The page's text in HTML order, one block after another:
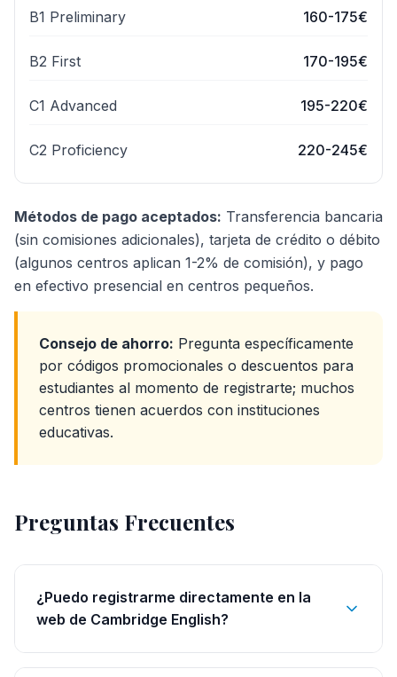
B1 Preliminary 160-175€
B2 First 170-195€
C1 Advanced 195-220€
C2 Proficiency 220-245€
Métodos de pago aceptados: Transferencia bancaria
(sin comisiones adicionales), tarjeta de crédito o débito
(algunos centros aplican 1-2% de comisión), y pago
en efectivo presencial en centros pequeños.
Consejo de ahorro: Pregunta específicamente
por códigos promocionales o descuentos para
estudiantes al momento de registrarte; muchos
centros tienen acuerdos con instituciones
educativas.
Preguntas Frecuentes
¿Puedo registrarme directamente en la
web de Cambridge English?